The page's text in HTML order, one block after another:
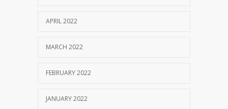
APRIL 2022
MARCH 2022
FEBRUARY 2022
JANUARY 2022